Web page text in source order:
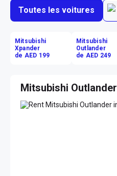
Toutes les voitures
Mitsubishi
Xpander
de AED 199
Mitsubishi
Outlander
de AED 249
Mitsubishi Outlander